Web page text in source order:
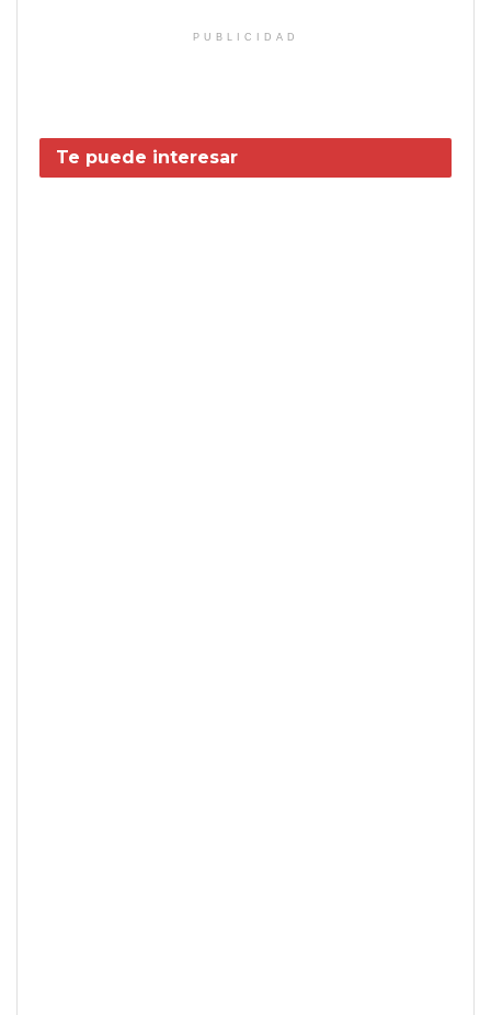
PUBLICIDAD
Te puede interesar